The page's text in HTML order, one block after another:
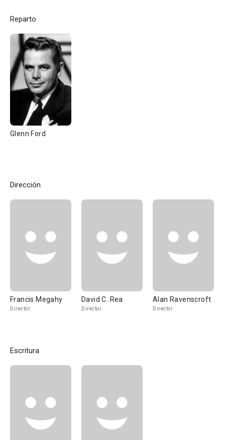
Reparto
Glenn Ford
Dirección
Francis Megahy
Director
David C. Rea
Director
Alan Ravenscroft
Director
Escritura